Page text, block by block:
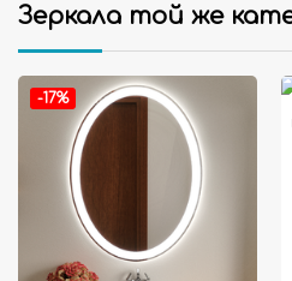
Зеркала той же

-17%